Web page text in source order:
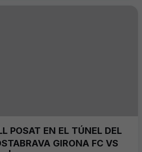
POSAT EN EL TÚNEL DEL
GIRONA FC VS